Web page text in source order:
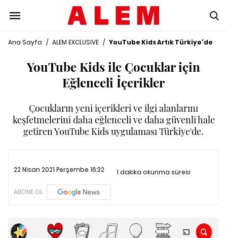
Ana Sayfa / ALEM EXCLUSIVE / YouTube Kids Artık Türkiye'de
YouTube Kids ile Çocuklar için
Eğlenceli İçerikler
Çocukların yeni içerikleri ve ilgi alanlarını
keşfetmelerini daha eğlenceli ve daha güvenli hale
getiren YouTube Kids uygulaması Türkiye'de.
22 Nisan 2021 Perşembe 16:32 1 dakika okunma süresi
ABONE OL